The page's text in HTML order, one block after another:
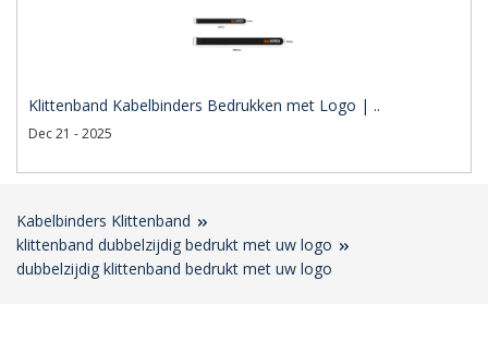
Klittenband Kabelbinders Bedrukken met Logo | ..
Dec 21 - 2025
Kabelbinders Klittenband
klittenband dubbelzijdig bedrukt met uw logo
dubbelzijdig klittenband bedrukt met uw logo